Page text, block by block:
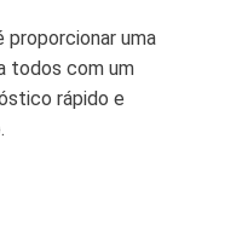
proporcionar uma
todos com um
rápido e